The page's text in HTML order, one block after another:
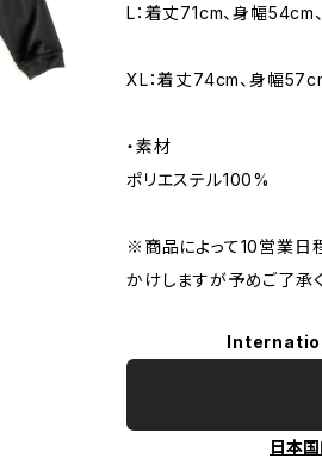
L：着丈71cm、身幅54cm
XL：着丈74cm、身幅
・素材
ポリエステル100%
※商品によって10営業日
かけしますが予めご了承
日本